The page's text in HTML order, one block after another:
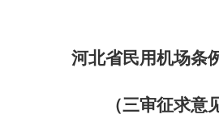
2026年
河北省民用机场条
（三审征求意